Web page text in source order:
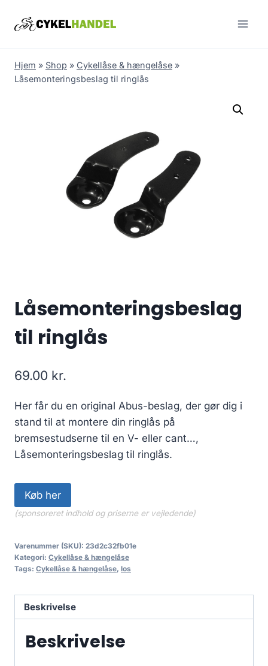
Hjem » Shop » Cykellåse & hængelåse »
Låsemonteringsbeslag til ringlås
Låsemonteringsbeslag
til ringlås
69.00 kr.
Her får du en original Abus-beslag, der gør dig i
stand til at montere din ringlås på
bremsestudserne til en V- eller cant…,
Låsemonteringsbeslag til ringlås.
Køb her
(sponsoreret indhold og priserne er vejledende)
Varenummer (SKU): 23d2c32fb01e
Kategori: Cykellåse & hængelåse
Tags: Cykellåse & hængelåse, los
Beskrivelse
Beskrivelse